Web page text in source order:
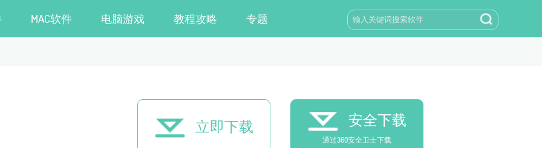
MAC软件 电脑游戏 教程攻略 专题
立即下载 安全下载
通过360安全卫士下载